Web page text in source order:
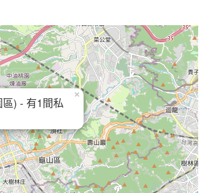
) - 有1間私
×